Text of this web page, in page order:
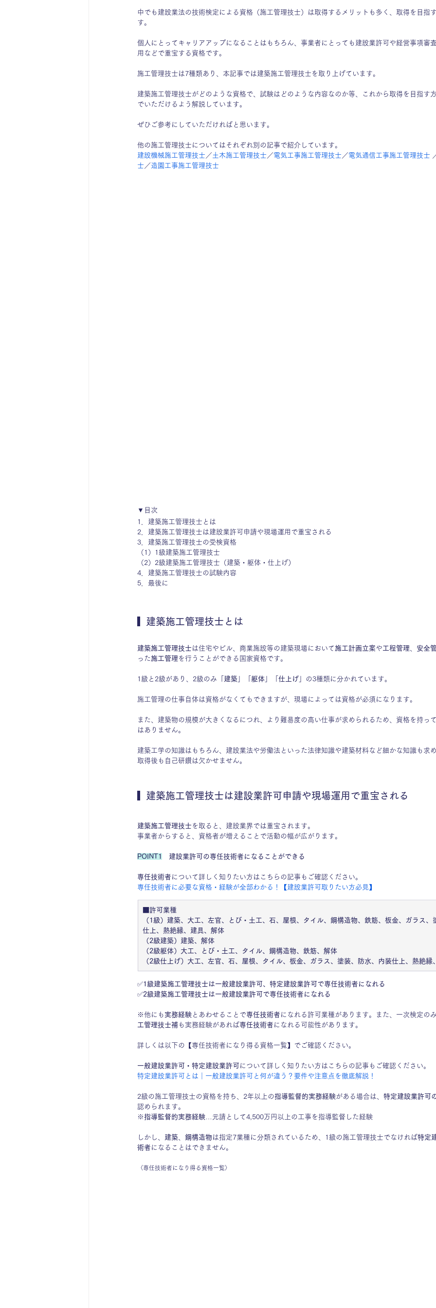
中でも建設業法の技術検定による資格（施工管理技士）は取得するメリットも多く、取得を目指
す。
個人にとってキャリアアップになることはもちろん、事業者にとっても建設業許可や経営事項審
用などで重宝する資格です。
施工管理技士は7種類あり、本記事では建築施工管理技士を取り上げています。
建築施工管理技士がどのような資格で、試験はどのような内容なのか等、これから取得を目指す
でいただけるよう解説しています。
ぜひご参考にしていただければと思います。
他の施工管理技士についてはそれぞれ別の記事で紹介しています。
建設機械施工管理技士 ／ 土木施工管理技士 ／電気工事施工管理技士 ／電気通信工事施工管理技士
士 ／造園工事施工管理技士
▼目次
1． 建築施工管理技士とは
2． 建築施工管理技士は建設業許可申請や現場運用で重宝される
3． 建築施工管理技士の受検資格
（1）
1級建築施工管理技士
（2） 2級建築施工管理技士（建築・躯体・仕上げ）
4． 建築施工管理技士の試験内容
5． 最後に
  建築施工管理技士とは
建築施工管理技士 は住宅やビル、商業施設等の建築現場において 施工計画立案や工程管理 安全
った施工管理 を行うことができる国家資格です。
1級と2級があり、2級のみ「 建築 躯体 仕上げ 」の3種類に分かれています。
施工管理の仕事自体は資格がなくてもできますが、現場によっては資格が必須になります。
また、建築物の規模が大きくなるにつれ、より難易度の高い仕事が求められるため、資格を持っ
はありません。
建築工学の知識はもちろん、建設業法や労働法といった法律知識や建築材料など細かな知識も求
取得後も自己研鑽は欠かせません。
  建築施工管理技士は建設業許可申請や現場運用で重宝される
建築施工管理技士 を取ると、建設業界では重宝されます。
事業者からすると、資格者が増えることで活動の幅が広がります。
POINT1 建設業許可の専任技術者になることができる
専任技術者 について詳しく知りたい方はこちらの記事もご確認ください。
専任技術者に必要な資格・経験が全部わかる！【建設業許可取りたい方必見】
■許可業種
（1級）建築、大工、左官、とび・土工、石、屋根、タイル、鋼構造物、鉄筋、板金、ガラス、
仕上、熱絶縁、建具、解体
（2級建築）建築、解体
（2級躯体）大工、とび・土工、タイル、鋼構造物、鉄筋、解体
（2級仕上げ）大工、左官、石、屋根、タイル、板金、ガラス、塗装、防水、内装仕上、熱絶縁
✅1級建築施工管理技士は一般建設業許可、特定建設業許可で専任技術者になれる
✅2級建築施工管理技士は一般建設業許可で専任技術者になれる
※他にも 実務経験 とあわせることで専任技術者 になれる許可業種があります。また、一次検定の
工管理技士補も実務経験があれば専任技術者 になれる可能性があります。
詳しくは以下の【専任技術者になり得る資格一覧】でご確認ください。
一般建設業許可・特定建設業許可 について詳しく知りたい方はこちらの記事もご確認ください。
特定建設業許可とは｜一般建設業許可と何が違う？要件や注意点を徹底解説！
2級の施工管理技士の資格を持ち、2年以上の指導監督的実務経験がある場合は、 特定建設業許可
認められます。
※指導監督的実務経験 …元請として4,500万円以上の工事を指導監督した経験
しかし、 建築 鋼構造物 は指定7業種に分類されているため、1級の施工管理技士でなければ特定
術者 になることはできません。
〈専任技術者になり得る資格一覧〉